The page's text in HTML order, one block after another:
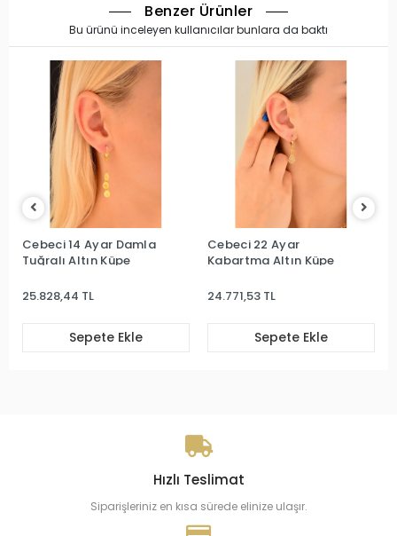
Benzer Ürünler
Bu ürünü inceleyen kullanıcılar bunlara da baktı
Cebeci 14 Ayar Damla
Tuğralı Altın Küpe
25.828,44 TL
Sepete Ekle
Cebeci 22 Ayar
Kabartma Altın Küpe
24.771,53 TL
Sepete Ekle
Hızlı Teslimat
Siparişleriniz en kısa sürede elinize ulaşır.